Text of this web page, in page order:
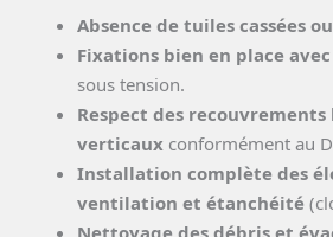
Absence de tuiles cassées
Fixations bien en place
sous tension.
Respect des
verticaux conformément au
Installation complète des
ventilation et étanchéité
Nettoyage des débris et